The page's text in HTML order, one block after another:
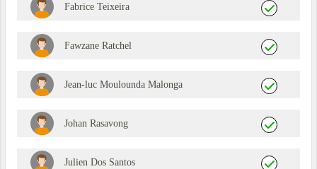
Fabrice Teixeira
Fawzane Ratchel
Jean-luc Moulounda Malonga
Johan Rasavong
Julien Dos Santos